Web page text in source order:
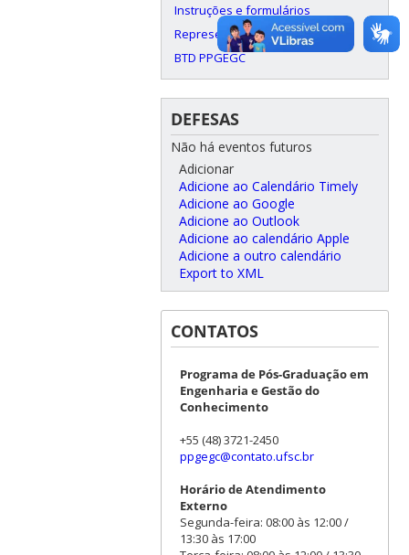
Instruções e formulários
Representação Discente
BTD PPGEGC
DEFESAS
Não há eventos futuros
Adicionar
Adicione ao Calendário Timely
Adicione ao Google
Adicione ao Outlook
Adicione ao calendário Apple
Adicione a outro calendário
Export to XML
CONTATOS
Programa de Pós-Graduação em
Engenharia e Gestão do
Conhecimento
+55 (48) 3721-2450
ppgegc@contato.ufsc.br
Horário de Atendimento
Externo
Segunda-feira: 08:00 às 12:00 /
13:30 às 17:00